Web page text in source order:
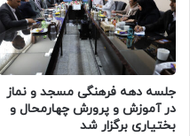
جلسه دهه فرهنگی مسجد و نماز
در آموزش و پرورش چهارمحال و
بختیاری برگزار شد